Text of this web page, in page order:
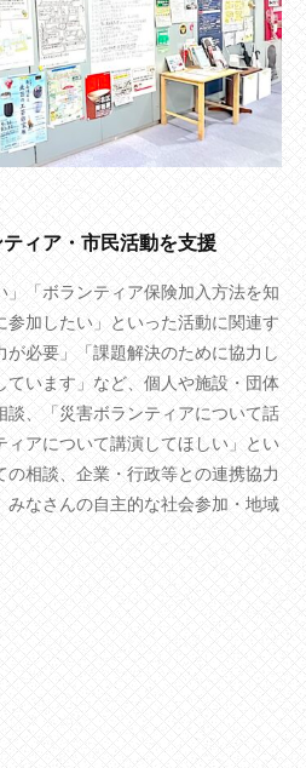
ィア・市民活動を支援
」「ボランティア保険加入方法を知
参加したい」といった活動に関連す
が必要」「課題解決のために協力し
ています」など、個人や施設・団体
談、「災害ボランティアについて話
ィアについて講演してほしい」とい
の相談、企業・行政等との連携協力
みなさんの自主的な社会参加・地域